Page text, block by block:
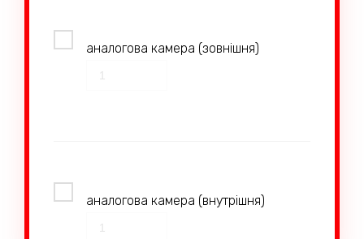
аналогова камера (зовнішня)
аналогова камера (внутрішня)